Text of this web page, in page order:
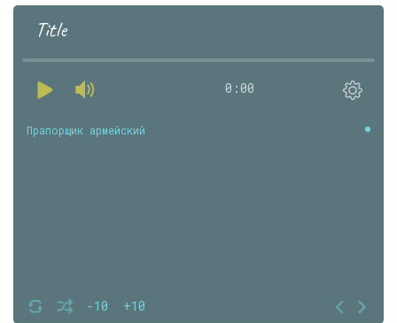
Title
0:00
-10 +10
Прапорщик армейский